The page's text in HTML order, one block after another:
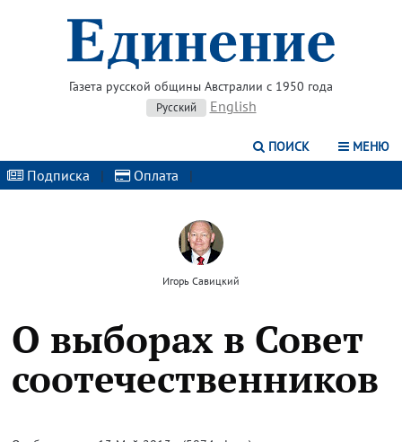
Газета русской общины Австралии с 1950 года
Русский English
ПОИСК МЕНЮ
Подписка | Оплата |
Игорь Савицкий
О выборах в Совет
соотечественников